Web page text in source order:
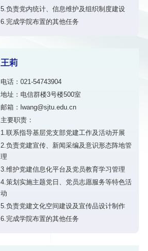
5.负责党内统计、信息维护及组织制度建设
6.完成学院布置的其他任务
王莉
电话：021-54743904
地址：电信群楼3号楼500室
邮箱：lwang@sjtu.edu.cn
主要职责：
1.联系指导基层党支部党建工作及活动开展
2.负责党建宣传、新闻采编及意识形态阵地管
理
3.维护党建信息化平台及党员教育学习管理
4.策划实施主题党日、党员志愿服务等特色活
动
5.负责党建文化空间建设及宣传品设计制作
6.完成学院布置的其他任务